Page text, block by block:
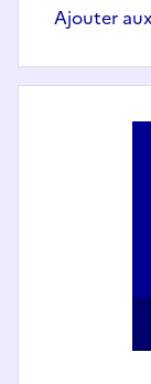
Ajouter